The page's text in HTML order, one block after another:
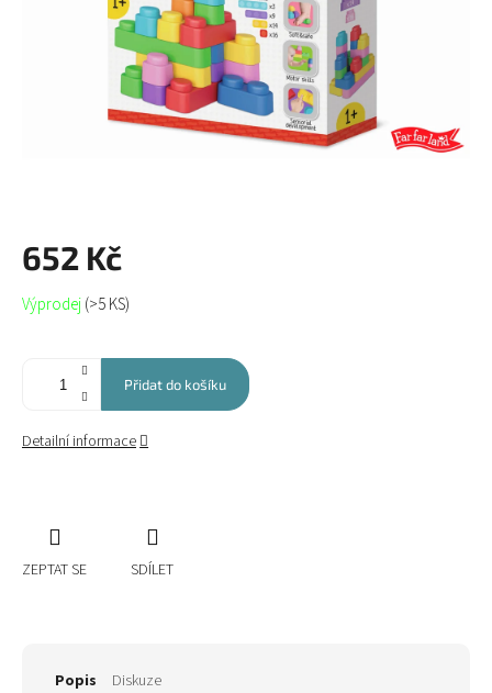
652 Kč
Měrná
cena:
Výprodej(>5 KS)
Přidat do košíku
Detailní informace
ZEPTAT SE SDÍLET
Popis Diskuze